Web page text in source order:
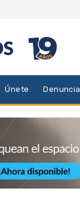
Únete Denuncia